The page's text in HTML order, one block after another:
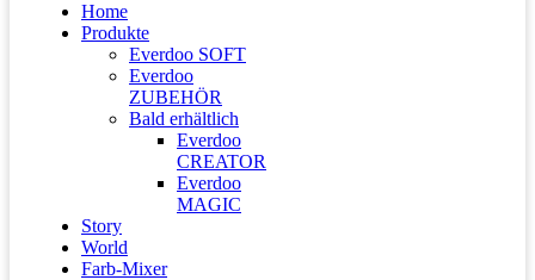
Home
Produkte
Everdoo SOFT
Everdoo
ZUBEHÖR
Bald erhältlich
Everdoo
CREATOR
Everdoo
MAGIC
Story
World
Farb-Mixer